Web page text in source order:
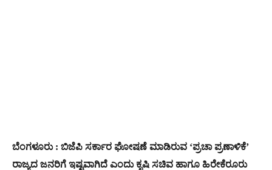
ಬೆಂಗಳೂರು : ಬಿಜೆಪಿ ಸರ್ಕಾರ ಘೋಷಣೆ ಮಾಡಿರುವ ‘ಪ್ರಚಾ ಪ್ರಣಾಳಿಕೆ’
ರಾಜ್ಯದ ಜನರಿಗೆ ಇಷ್ಟವಾಗಿದೆ ಎಂದು ಕೃಷಿ ಸಚಿವ ಹಾಗೂ ಹಿರೇಕೆರೂರು